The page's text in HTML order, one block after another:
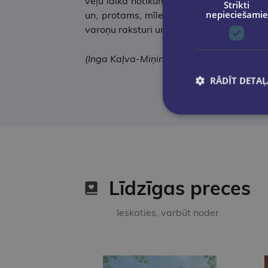
un, protams, mīlestībai. Ar
varoņu raksturi un humora klātesamība
(Inga Kaļva-Miņina, žurnāliste, literāte,
Līdzīgas preces
Ieskaties, varbūt noder
Strikti
nepieciešamie
RĀDĪT